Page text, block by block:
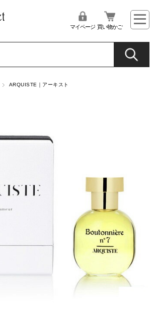
マイページ 買い物かご
ARQUISTE｜アーキスト